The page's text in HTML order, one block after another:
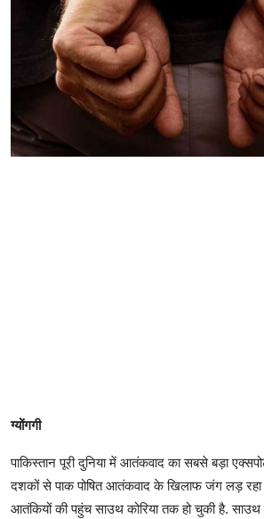
ग्योंगगी
पाकिस्तान पूरी दुनिया में आतंकवाद का सबसे बड़ा
दशकों से पाक पोषित आतंकवाद के खिलाफ जंग लड़ रहा
आतंकियों की पहुंच साउथ कोरिया तक हो चुकी है. साउथ